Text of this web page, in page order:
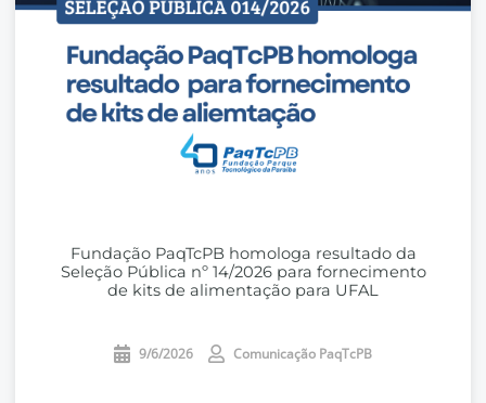
Fundação PaqTcPB homologa resultado da
Seleção Pública nº 14/2026 para fornecimento
de kits de alimentação para UFAL
9/6/2026 Comunicação PaqTcPB